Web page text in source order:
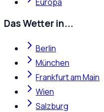
Europa
Das Wetter in...
Berlin
München
Frankfurt am Main
Wien
Salzburg